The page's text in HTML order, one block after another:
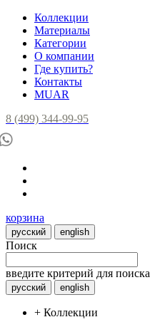
Коллекции
Материалы
Категории
О компании
Где купить?
Контакты
MUAR
8 (499) 344-99-95
корзина
русский english
Поиск
введите критерий для поиска
русский english
+ Коллекции